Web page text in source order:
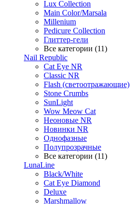
Lux Collection
Main Color/Marsala
Millenium
Pedicure Collection
Глиттер-гели
Все категории (11)
Nail Republic
Cat Eye NR
Classic NR
Flash (светоотражающие)
Stone Crumbs
SunLight
Wow Meow Cat
Неоновые NR
Новинки NR
Однофазные
Полупрозрачные
Все категории (11)
LunaLine
Black/White
Cat Eye Diamond
Deluxe
Marshmallow